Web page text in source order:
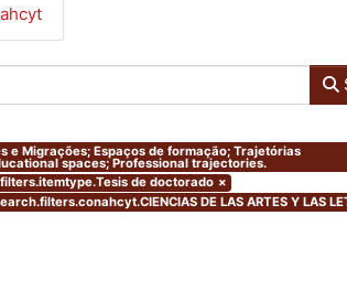
e Migrações; Espaços de formação; Trajetórias
spaces; Professional trajectories.
de doctorado ×
DE LAS ARTES Y LAS